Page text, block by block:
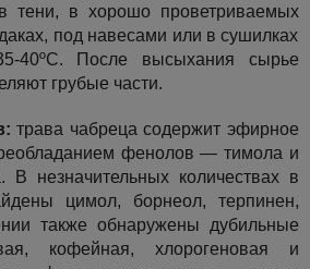
тени, в хорошо проветриваемых
под навесами или в сушилках
40ºС. После высыхания сырье
грубые части.
трава чабреца содержит эфирное
фенолов — тимола и
В незначительных количествах в
цимол, борнеол, терпинен,
также обнаружены дубильные
кофейная, хлорогеновая и